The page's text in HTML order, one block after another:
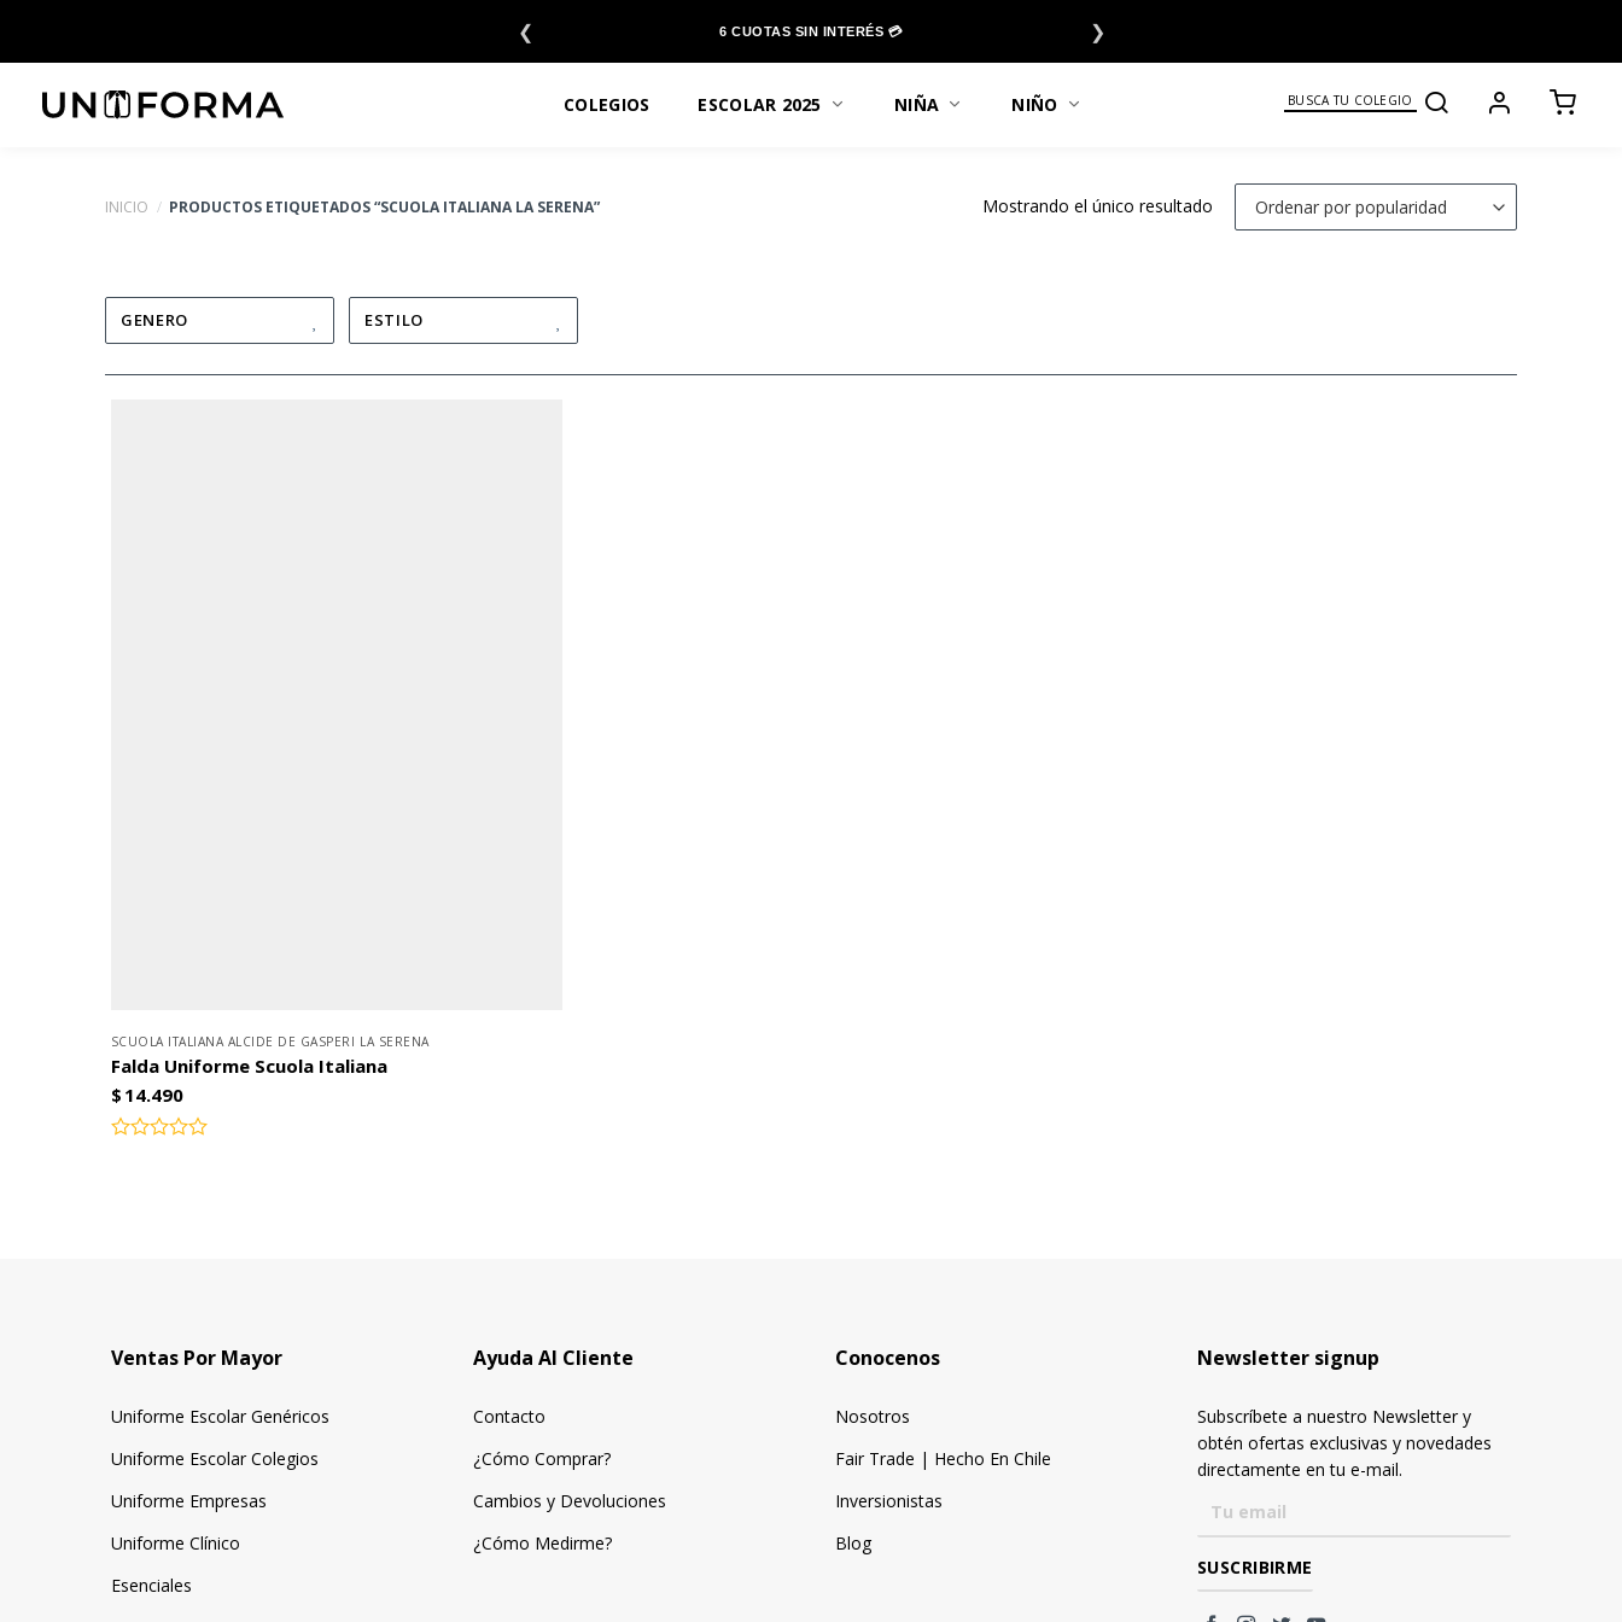
❮ 6 CUOTAS SIN INTERÉS 💳 ❯
COLEGIOS ESCOLAR 2025 NIÑA NIÑO BUSCA TU COLEGIO
INICIO / PRODUCTOS ETIQUETADOS “SCUOLA ITALIANA LA SERENA” Mostrando el único resultado
GENERO ESTILO
SCUOLA ITALIANA ALCIDE DE GASPERI LA SERENA
Falda Uniforme Scuola Italiana
$ 14.490
Ventas Por Mayor
Uniforme Escolar Genéricos
Uniforme Escolar Colegios
Uniforme Empresas
Uniforme Clínico
Esenciales
Ayuda Al Cliente
Contacto
¿Cómo Comprar?
Cambios y Devoluciones
¿Cómo Medirme?
Conocenos
Nosotros
Fair Trade | Hecho En Chile
Inversionistas
Blog
Newsletter signup
Subscríbete a nuestro Newsletter y
obtén ofertas exclusivas y novedades
directamente en tu e-mail.